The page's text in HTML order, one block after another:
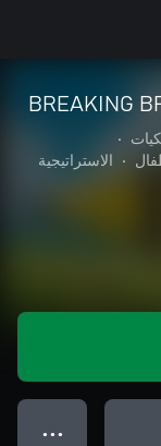
BREAKING
•
• الاستراتيجية
● ● ●